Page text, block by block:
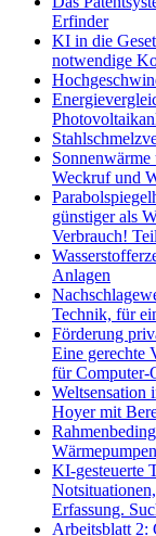
Erfinder
KI in die
notwendige
Weckruf und
günstiger als
Verbrauch!
Anlagen
Technik, für
Förderung
Eine gerechte
für Computer-
Weltsensation
Hoyer mit
KI-gesteuerte
Erfassung.
Arbeitsblatt 2: